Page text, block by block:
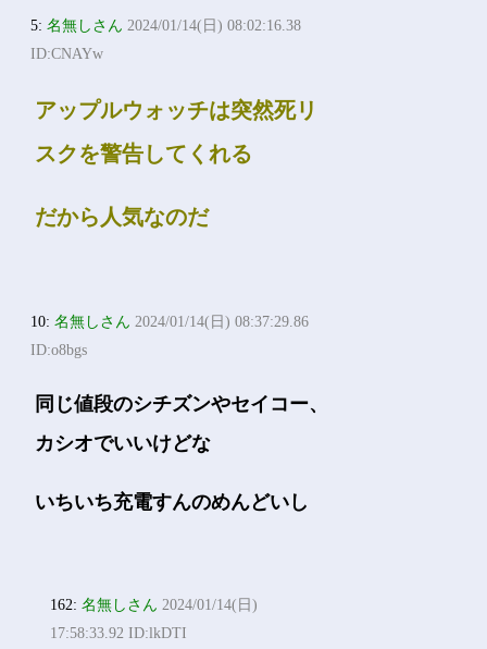
5:名無しさん 2024/01/14(日) 08:02:16.38
ID:CNAYw
アップルウォッチは突然死リ
スクを警告してくれる
だから人気なのだ
10:名無しさん 2024/01/14(日) 08:37:29.86
ID:o8bgs
同じ値段のシチズンやセイコー、
カシオでいいけどな
いちいち充電すんのめんどいし
162:名無しさん 2024/01/14(日)
17:58:33.92 ID:lkDTI